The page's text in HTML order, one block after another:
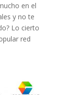
en el
y no te
Lo cierto
red